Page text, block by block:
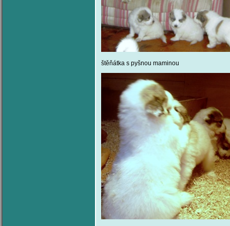
štěňátka s pyšnou maminou